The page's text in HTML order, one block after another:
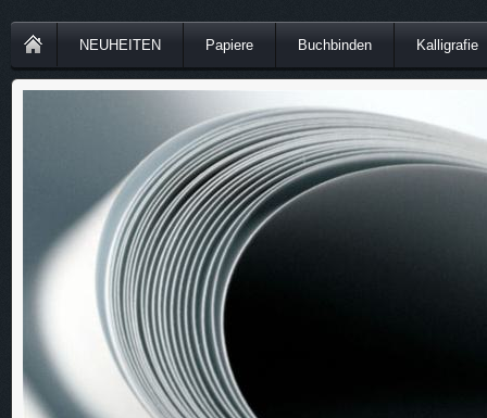
NEUHEITEN Papiere Buchbinden Kalligrafie